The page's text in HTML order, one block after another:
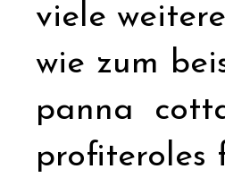
viele
wie zum
panna
profiteroles